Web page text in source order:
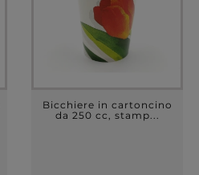
Bicchiere in cartoncino
da 250 cc, stamp...